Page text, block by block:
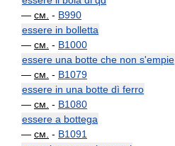
— см. - B990
essere in bolletta
— см. - B1000
essere una botte che non s'empie
— см. - B1079
essere in una botte dì ferro
— см. - B1080
essere a bottega
— см. - B1091